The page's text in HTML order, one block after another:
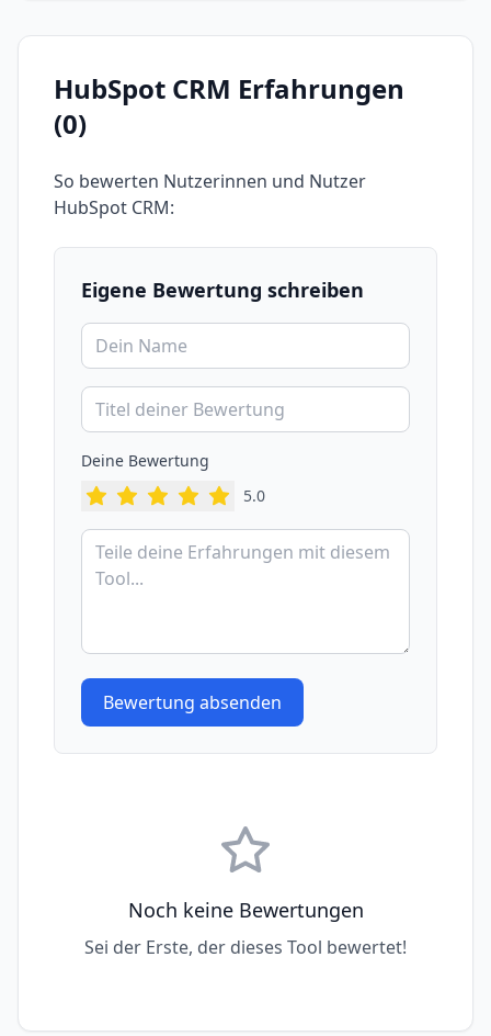
HubSpot CRM Erfahrungen
(0)
So bewerten Nutzerinnen und Nutzer
HubSpot CRM:
Eigene Bewertung schreiben
Deine Bewertung
5.0
Bewertung absenden
Noch keine Bewertungen
Sei der Erste, der dieses Tool bewertet!